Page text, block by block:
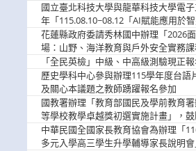
國立臺北科技大學與龍華科技大學電
年「115.08.10~08.12「AI賦能應用於
歡迎學生踴躍報名參加
花蓮縣政府委請秀林國中辦理「2026
場：山野、海洋教育與戶外安全實務
參加
「全民英檢」中級、中高級測驗現正
歷史學科中心參與辦理115學年度台語
及關心本議題之教師踴躍報名參加
國教署辦理「教育部國民及學前教育
等學校教學卓越獎初選實施計畫」，
中華民國全國家長教育協會為辦理「
多元入學高三學生升學輔導家長說明會